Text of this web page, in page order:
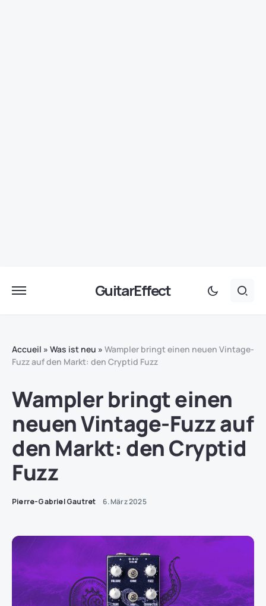
GuitarEffect
Accueil » Was ist neu » Wampler bringt einen neuen Vintage-
Fuzz auf den Markt: den Cryptid Fuzz
Wampler bringt einen
neuen Vintage-Fuzz auf
den Markt: den Cryptid
Fuzz
Pierre-Gabriel Gautret 6. März 2025